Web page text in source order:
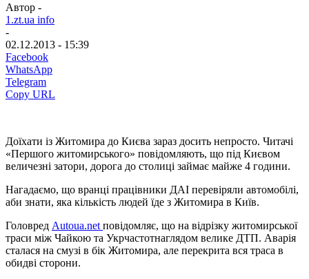
Автор -
1.zt.ua info
-
02.12.2013 - 15:39
Facebook
WhatsApp
Telegram
Copy URL
Доїхати із Житомира до Києва зараз досить непросто. Читачі
«Першого житомирського» повідомляють, що під Києвом
величезні затори, дорога до столиці займає майже 4 години.
Нагадаємо, що вранці працівники ДАІ перевіряли автомобілі,
аби знати, яка кількість людей їде з Житомира в Київ.
Головред Autoua.net повідомляє, що на відрізку житомирської
траси між Чайкою та Укрчастотнаглядом велике ДТП. Аварія
сталася на смузі в бік Житомира, але перекрита вся траса в
обидві сторони.